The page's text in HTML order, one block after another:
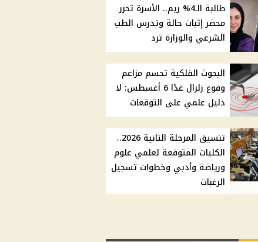
طالبة الـ4% ريم.. الأسرة تحرر
محضر إثبات حالة وتدرس الطب
الشرعي والوزارة ترد
البحوث الفلكية تحسم مزاعم
وقوع زلزال غدًا 6 أغسطس: لا
دليل علمي على التوقعات
تنسيق المرحلة الثانية 2026..
الكليات المتوقعة لعلمي علوم
ورياضة وأدبي وخطوات تسجيل
الرغبات